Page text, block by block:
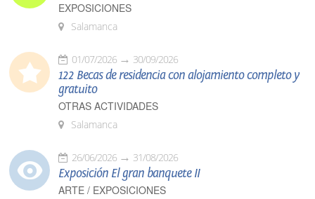
EXPOSICIONES
Salamanca
01/07/2026 30/09/2026
122 Becas de residencia con alojamiento completo y
gratuito
OTRAS ACTIVIDADES
Salamanca
26/06/2026 31/08/2026
Exposición El gran banquete II
ARTE / EXPOSICIONES